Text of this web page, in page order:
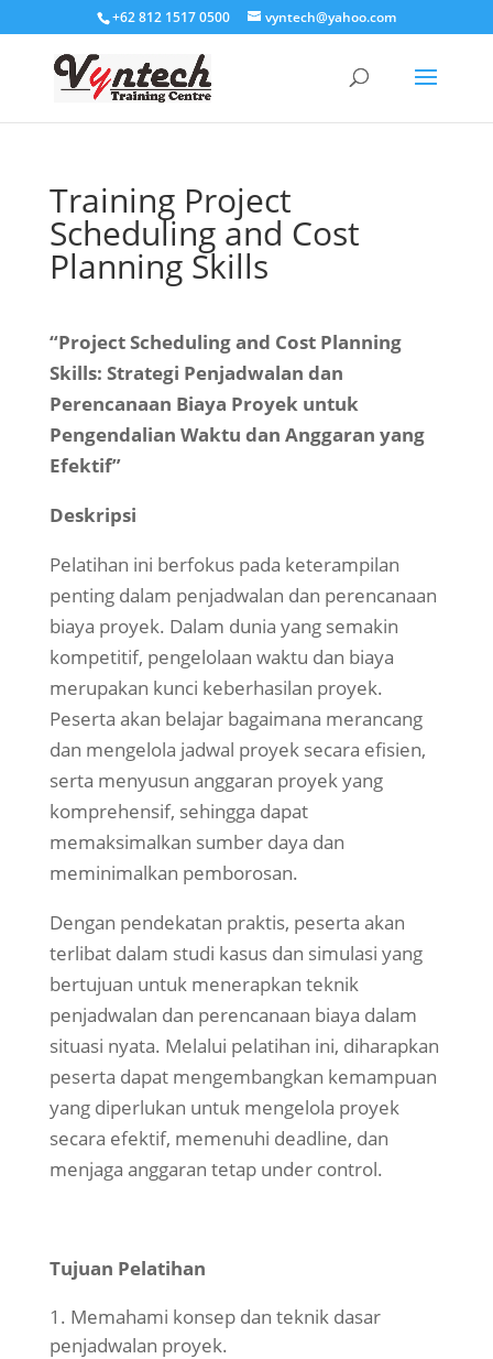
+62 812 1517 0500 vyntech@yahoo.com
Training Project
Scheduling and Cost
Planning Skills
“Project Scheduling and Cost Planning
Skills: Strategi Penjadwalan dan
Perencanaan Biaya Proyek untuk
Pengendalian Waktu dan Anggaran yang
Efektif”
Deskripsi
Pelatihan ini berfokus pada keterampilan
penting dalam penjadwalan dan perencanaan
biaya proyek. Dalam dunia yang semakin
kompetitif, pengelolaan waktu dan biaya
merupakan kunci keberhasilan proyek.
Peserta akan belajar bagaimana merancang
dan mengelola jadwal proyek secara efisien,
serta menyusun anggaran proyek yang
komprehensif, sehingga dapat
memaksimalkan sumber daya dan
meminimalkan pemborosan.
Dengan pendekatan praktis, peserta akan
terlibat dalam studi kasus dan simulasi yang
bertujuan untuk menerapkan teknik
penjadwalan dan perencanaan biaya dalam
situasi nyata. Melalui pelatihan ini, diharapkan
peserta dapat mengembangkan kemampuan
yang diperlukan untuk mengelola proyek
secara efektif, memenuhi deadline, dan
menjaga anggaran tetap under control.
Tujuan Pelatihan
Memahami konsep dan teknik dasar
penjadwalan proyek.